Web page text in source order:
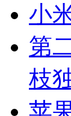
小
第
枝
苹